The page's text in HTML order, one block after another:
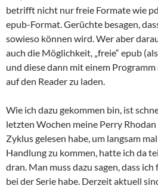
betrifft nicht nur freie Formate wie
epub-Format. Gerüchte besagen,
sowieso können wird. Wer aber
auch die Möglichkeit, „freie“ epub
und diese dann mit einem
auf den Reader zu laden.
Wie ich dazu gekommen bin, ist
letzten Wochen meine Perry
Zyklus gelesen habe, um langsam
Handlung zu kommen, hatte ich da
dran. Man muss dazu sagen, dass
bei der Serie habe. Derzeit aktuell